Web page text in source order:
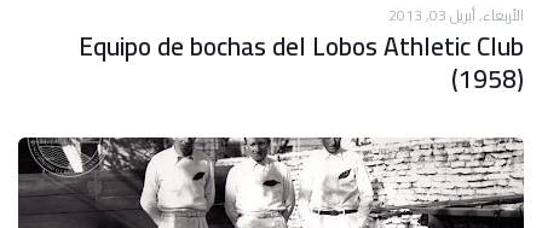
الأربعاء, أبريل 03, 2013
Equipo de bochas del Lobos Athletic Club
(1958)